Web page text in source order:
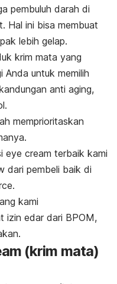
pembuluh darah di
Hal ini bisa membuat
lebih gelap.
krim mata yang
Anda untuk memilih
anti aging,
memprioritaskan
eye cream terbaik kami
dari pembeli baik di
kami
izin edar dari BPOM,
(krim mata)